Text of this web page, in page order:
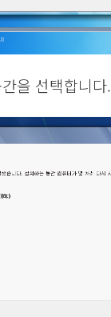
을 선택합니다.